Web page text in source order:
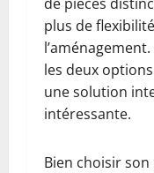
plus de
les deux
une solution
intéressante.
Bien choisir